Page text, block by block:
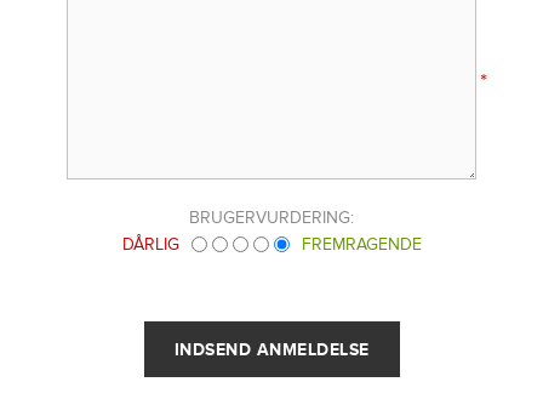
*
BRUGERVURDERING:
DÅRLIG
FREMRAGENDE